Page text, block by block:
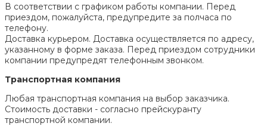
В соответствии с графиком работы компании. Перед
приездом, пожалуйста, предупредите за полчаса по
телефону.
Доставка курьером. Доставка осуществляется по адресу,
указанному в форме заказа. Перед приездом сотрудники
компании предупредят телефонным звонком.
Транспортная компания
Любая транспортная компания на выбор заказчика.
Стоимость доставки - согласно прейскуранту
транспортной компании.